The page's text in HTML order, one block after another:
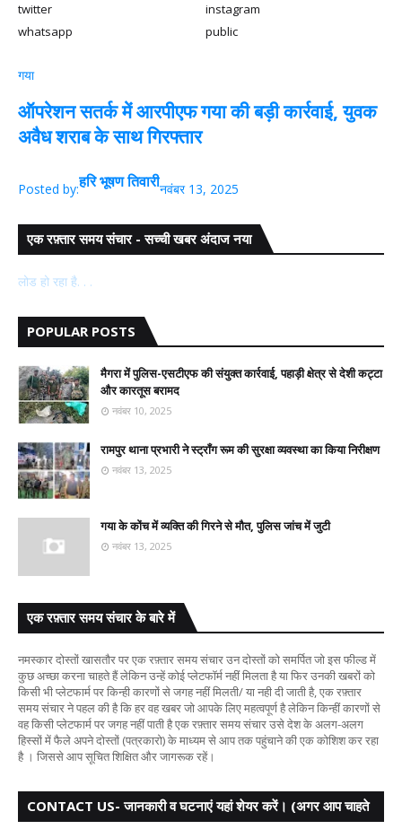
twitter
instagram
whatsapp
public
गया
ऑपरेशन सतर्क में आरपीएफ गया की बड़ी कार्रवाई, युवक
अवैध शराब के साथ गिरफ्तार
Posted by:हरि भूषण तिवारीनवंबर 13, 2025
एक रफ़्तार समय संचार - सच्ची खबर अंदाज नया
लोड हो रहा है. . .
POPULAR POSTS
मैगरा में पुलिस-एसटीएफ की संयुक्त कार्रवाई, पहाड़ी क्षेत्र से देशी कट्टा
और कारतूस बरामद
नवंबर 10, 2025
रामपुर थाना प्रभारी ने स्ट्रॉंग रूम की सुरक्षा व्यवस्था का किया निरीक्षण
नवंबर 13, 2025
गया के कोंच में व्यक्ति की गिरने से मौत, पुलिस जांच में जुटी
नवंबर 13, 2025
एक रफ़्तार समय संचार के बारे में
नमस्कार दोस्तों खासतौर पर एक रफ़्तार समय संचार उन दोस्तों को समर्पित जो इस फील्ड में
कुछ अच्छा करना चाहते हैं लेकिन उन्हें कोई प्लेटफॉर्म नहीं मिलता है या फिर उनकी खबरों को
किसी भी प्लेटफार्म पर किन्ही कारणों से जगह नहीं मिलती/ या नही दी जाती है, एक रफ़्तार
समय संचार ने पहल की है कि हर वह खबर जो आपके लिए महत्वपूर्ण है लेकिन किन्हीं कारणों से
वह किसी प्लेटफार्म पर जगह नहीं पाती है एक रफ़्तार समय संचार उसे देश के अलग-अलग
हिस्सों में फैले अपने दोस्तों (पत्रकारो) के माध्यम से आप तक पहुंचाने की एक कोशिश कर रहा
है । जिससे आप सूचित शिक्षित और जागरूक रहें।
CONTACT US- जानकारी व घटनाएं यहां शेयर करें। (अगर आप चाहते